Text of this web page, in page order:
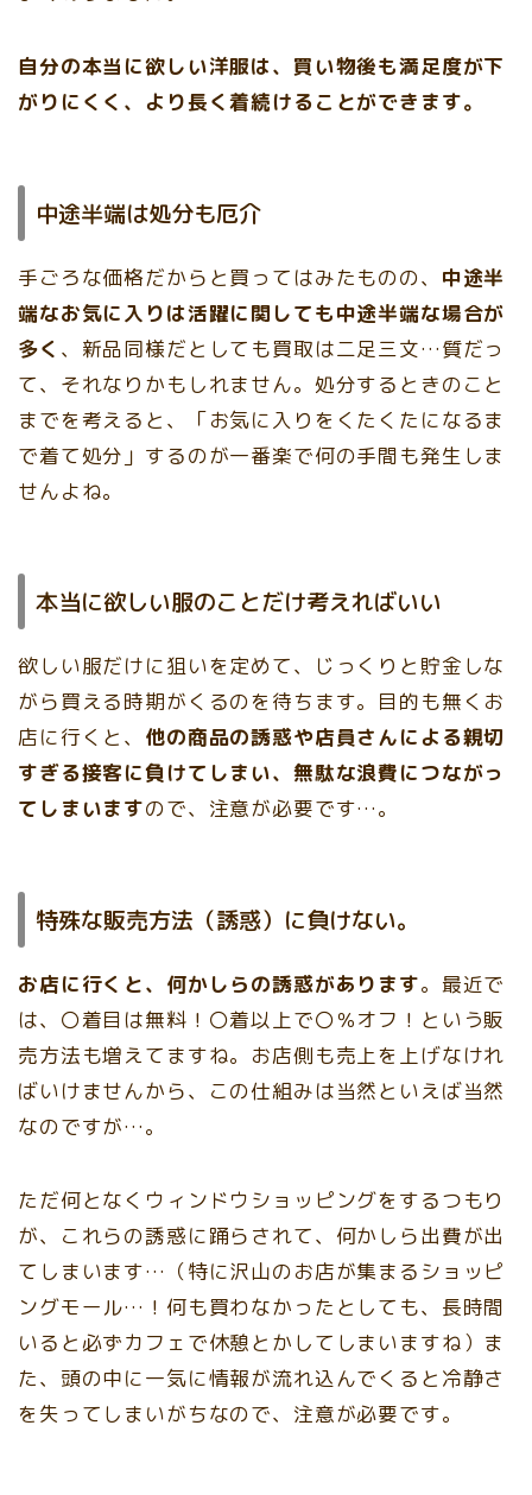
自分の本当に欲しい洋服は、買い物後も満足度が下
がりにくく、より長く着続けることができます。
中途半端は処分も厄介
手ごろな価格だからと買ってはみたものの、 中途半
端なお気に入りは活躍に関しても中途半端な場合が
多く 、新品同様だとしても買取は二足三文…質だっ
て、それなりかもしれません。処分するときのこと
までを考えると、
「お気に入りをくたくたになるま
で着て処分」するのが一番楽で何の手間も発生しま
せんよね。
本当に欲しい服のことだけ考えればいい
欲しい服だけに狙いを定めて、じっくりと貯金しな
がら買える時期がくるのを待ちます。目的も無くお
店に行くと、 他の商品の誘惑や店員さんによる親切
すぎる接客に負けてしまい、無駄な浪費につながっ
てしまいますので、注意が必要です…。
特殊な販売方法（誘惑）に負けない。
お店に行くと、何かしらの誘惑があります。最近で
は、〇着目は無料！〇着以上で〇％オフ！という販
売方法も増えてますね。お店側も売上を上げなけれ
ばいけませんから、この仕組みは当然といえば当然
なのですが…。
ただ何となくウィンドウショッピングをするつもり
が、これらの誘惑に踊らされて、何かしら出費が出
てしまいます…（特に沢山のお店が集まるショッピ
ングモール…！何も買わなかったとしても、長時間
いると必ずカフェで休憩とかしてしまいますね）ま
た、 頭の中に一気に情報が流れ込んでくると冷静さ
を失ってしまいがちなので、注意が必要です。